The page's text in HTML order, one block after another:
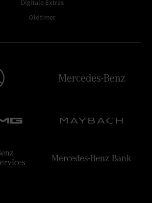
Digitale Extras
Oldtimer